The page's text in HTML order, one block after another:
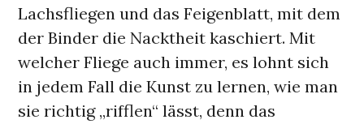
Lachsfliegen und das Feigenblatt, mit dem
der Binder die Nacktheit kaschiert. Mit
welcher Fliege auch immer, es lohnt sich
in jedem Fall die Kunst zu lernen, wie man
sie richtig „rifflen“ lässt, denn das